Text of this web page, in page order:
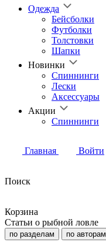
Одежда
Бейсболки
Футболки
Толстовки
Шапки
Новинки
Спиннинги
Лески
Аксессуары
Акции
Спиннинги
Главная Войти
Поиск
Корзина
Статьи о рыбной ловле
по разделам по авторам